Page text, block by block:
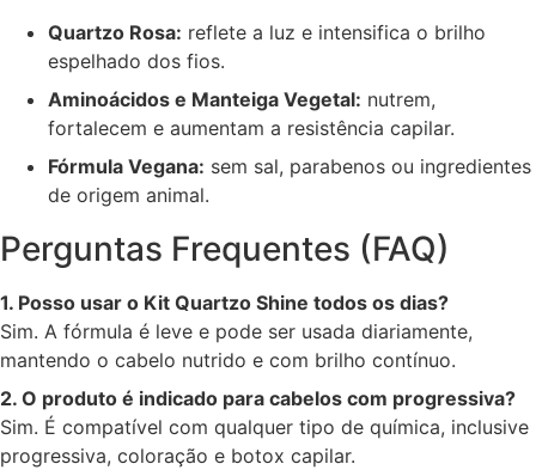
Quartzo Rosa: reflete a luz e intensifica o brilho
espelhado dos fios.
Aminoácidos e Manteiga Vegetal: nutrem,
fortalecem e aumentam a resistência capilar.
Fórmula Vegana: sem sal, parabenos ou ingredientes
de origem animal.
Perguntas Frequentes (FAQ)
1. Posso usar o Kit Quartzo Shine todos os dias?
Sim. A fórmula é leve e pode ser usada diariamente,
mantendo o cabelo nutrido e com brilho contínuo.
2. O produto é indicado para cabelos com progressiva?
Sim. É compatível com qualquer tipo de química, inclusive
progressiva, coloração e botox capilar.